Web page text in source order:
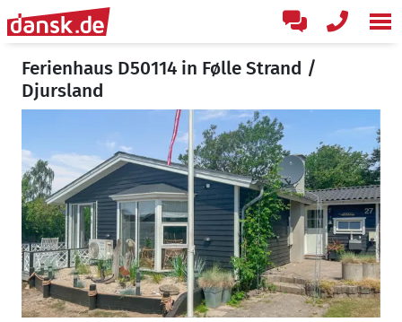
Ferienhaus D50114 in Følle Strand /
Djursland